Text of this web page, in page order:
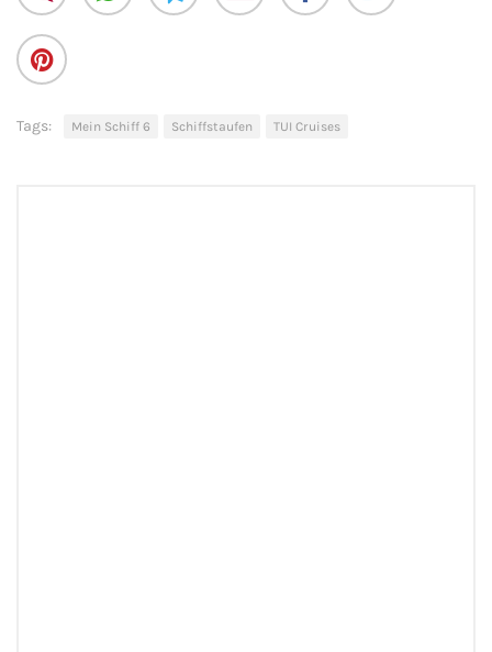
Tags: Mein Schiff 6 Schiffstaufen TUI Cruises